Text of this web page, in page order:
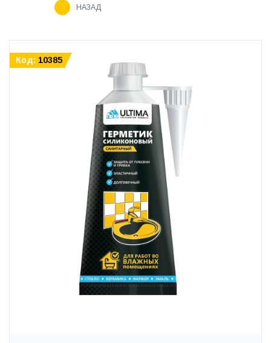
НАЗАД
Код: 10385